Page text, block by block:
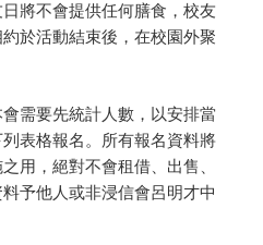
將不會提供任何膳食，校友
於活動結束後，在校園外聚
需要先統計人數，以安排當
表格報名。所有報名資料將
用，絕對不會租借、出售、
予他人或非浸信會呂明才中